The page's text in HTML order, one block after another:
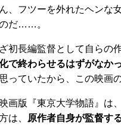
、フツーを外れたヘンな
だ……。
長編監督として自らの
で終わらせるはずがなか
ていたから、この映画
画版『東京大学物語』は
は、
原作者自身が監督す